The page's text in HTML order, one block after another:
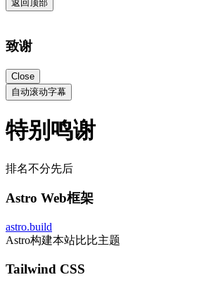
返回顶部
致谢
Close
自动滚动字幕
特别鸣谢
排名不分先后
Astro Web框架
astro.build
Astro构建本站比比主题
Tailwind CSS